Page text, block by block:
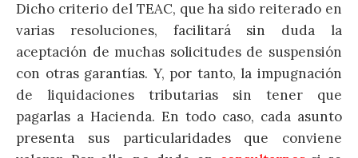
Dicho criterio del TEAC, que ha sido reiterado en
varias resoluciones, facilitará sin duda la
aceptación de muchas solicitudes de suspensión
con otras garantías. Y, por tanto, la impugnación
de liquidaciones tributarias sin tener que
pagarlas a Hacienda. En todo caso, cada asunto
presenta sus particularidades que conviene